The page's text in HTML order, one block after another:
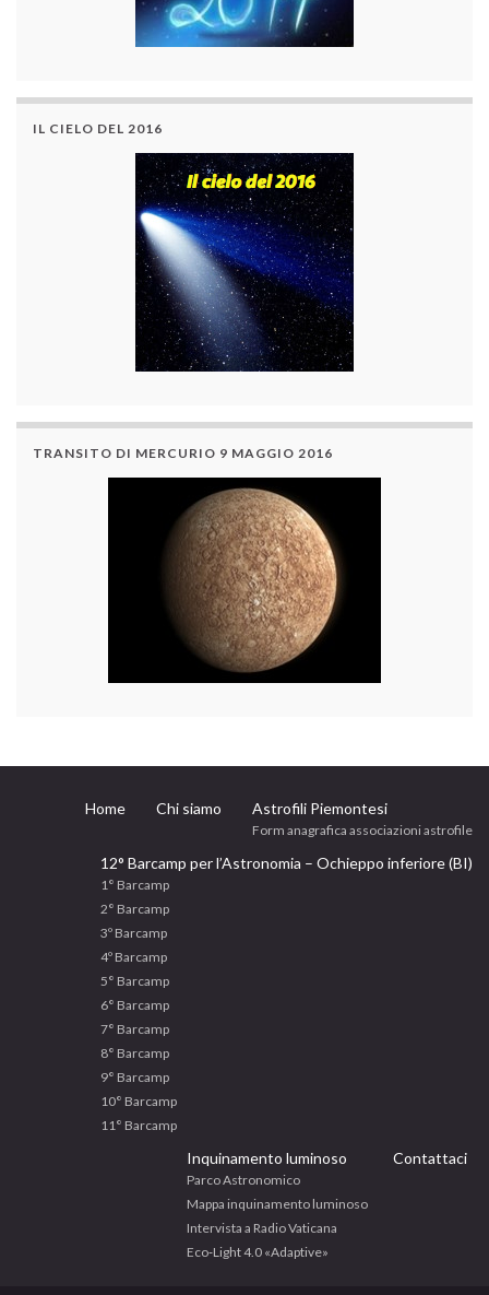
IL CIELO DEL 2016
TRANSITO DI MERCURIO 9 MAGGIO 2016
Home Chi siamo Astrofili Piemontesi
Form anagrafica associazioni astrofile
12° Barcamp per l’Astronomia – Ochieppo inferiore (BI)
1° Barcamp
2° Barcamp
3º Barcamp
4º Barcamp
5° Barcamp
6° Barcamp
7° Barcamp
8° Barcamp
9° Barcamp
10° Barcamp
11° Barcamp
Inquinamento luminoso
Parco Astronomico
Mappa inquinamento luminoso
Intervista a Radio Vaticana
Eco‐Light 4.0 «Adaptive»
Contattaci